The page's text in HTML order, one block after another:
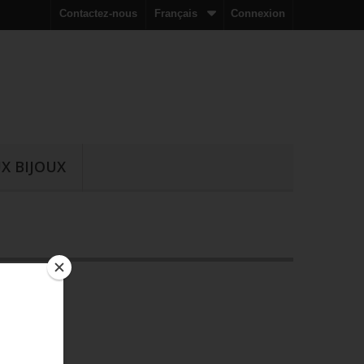
Connexion
Français
Contactez-nous
BIJOUX